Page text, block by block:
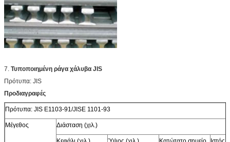
7. Τυποποιημένη ράγα χάλυβα JIS
Πρότυπα: JIS
Προδιαγραφές
Πρότυπα: JIS E1103-91/JISE 1101-93
Μέγεθος Διάσταση (χιλ.)